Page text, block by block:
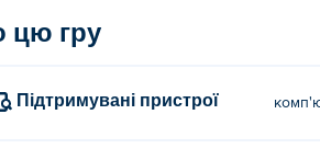
цю гру
Підтримувані пристрої